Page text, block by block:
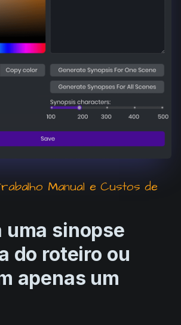
Manual e Custos de
uma sinopse
do roteiro ou
apenas um